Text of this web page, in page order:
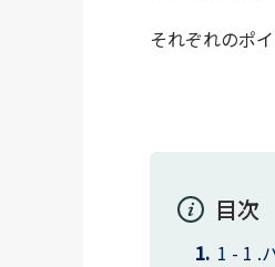
それぞれのポ
目次